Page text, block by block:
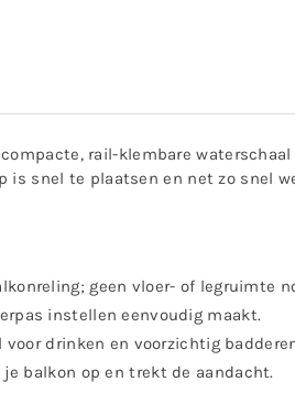
rail-klembare
snel te plaatsen en net zo snel
geen vloer- of legruimte
instellen eenvoudig maakt.
voor drinken en voorzichtig
balkon op en trekt de aandacht.